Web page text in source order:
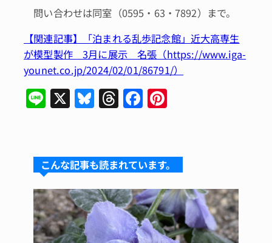
問い合わせは同室（0595・63・7892）まで。
【関連記事】「泊まれる乱歩記念館」近大高専生
が模型製作 3月に展示 名張（https://www.iga-
younet.co.jp/2024/02/01/86791/）
Li
n
X Bl
u
s
k
y
T
hr
a
d
s
F
a
e
b
o
o
k
re
st
こんな記事も読まれています。